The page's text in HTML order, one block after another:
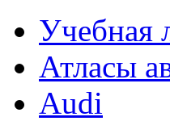
Учебная
Атласы
Audi